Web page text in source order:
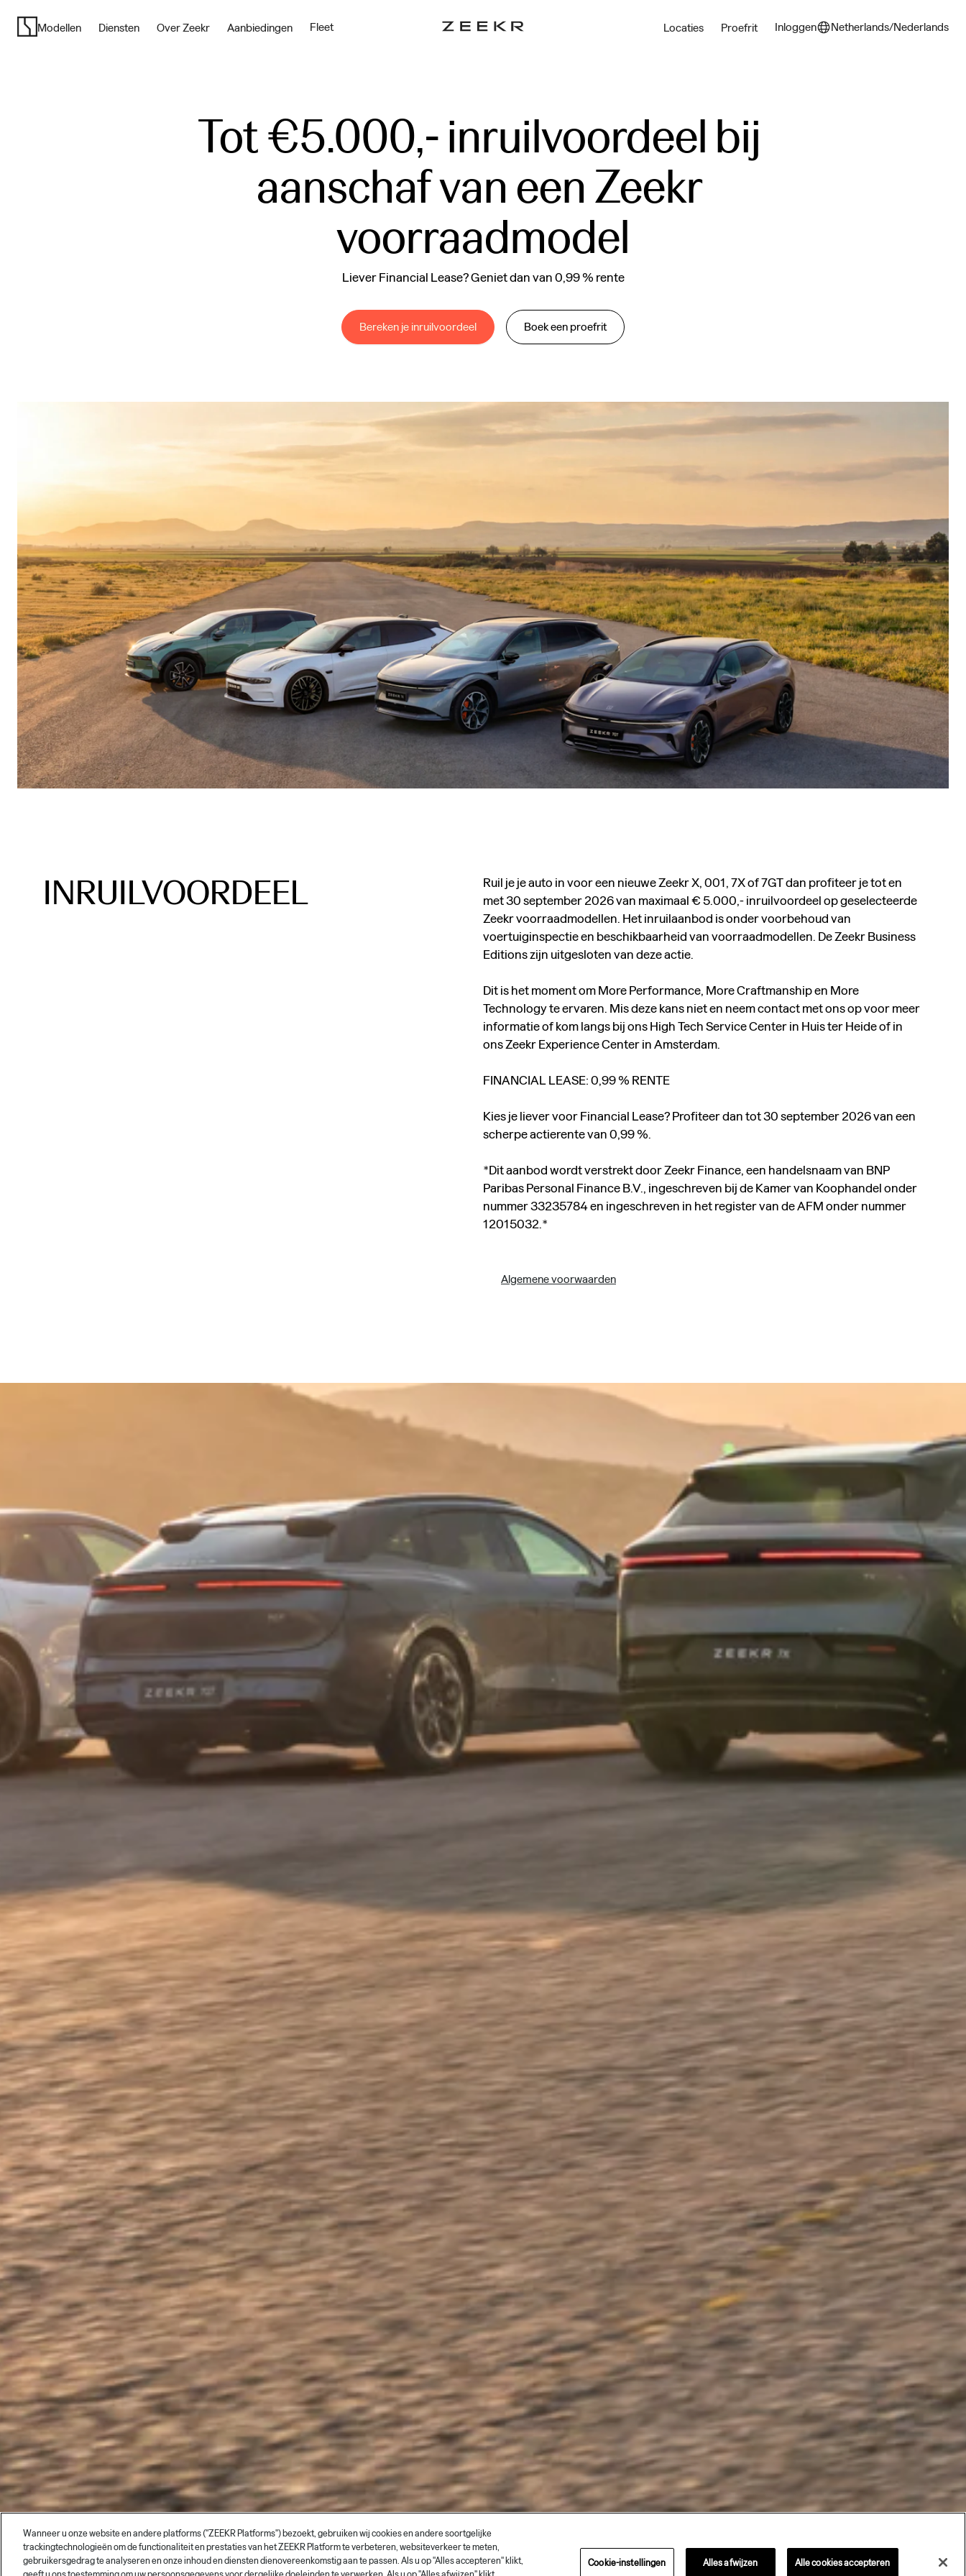
Modellen Diensten Over Zeekr Aanbiedingen Fleet Locaties Proefrit Inloggen Netherlands/Nederlands
Electric
Vehicle
Brand
Tot €5.000,- inruilvoordeel bij
aanschaf van een Zeekr
Liever Financial Lease? Geniet dan van 0,99 % rente
Bereken je inruilvoordeel Boek een proefrit
INRUILVOORDEEL
Ruil je je auto in voor een nieuwe Zeekr X, 001, 7X of 7GT dan profiteer je tot en
met 30 september 2026 van maximaal € 5.000,- inruilvoordeel op geselecteerde
Zeekr voorraadmodellen. Het inruilaanbod is onder voorbehoud van
voertuiginspectie en beschikbaarheid van voorraadmodellen. De Zeekr Business
Editions zijn uitgesloten van deze actie.
Dit is het moment om More Performance, More Craftmanship en More
Technology te ervaren. Mis deze kans niet en neem contact met ons op voor meer
informatie of kom langs bij ons High Tech Service Center in Huis ter Heide of in
ons Zeekr Experience Center in Amsterdam.
FINANCIAL LEASE: 0,99 % RENTE
Kies je liever voor Financial Lease? Profiteer dan tot 30 september 2026 van een
scherpe actierente van 0,99 %.
*Dit aanbod wordt verstrekt door Zeekr Finance, een handelsnaam van BNP
Paribas Personal Finance B.V., ingeschreven bij de Kamer van Koophandel onder
nummer 33235784 en ingeschreven in het register van de AFM onder nummer
12015032.*
Algemene voorwaarden
Wanneer u onze website en andere platforms ("ZEEKR Platforms") bezoekt, gebruiken wij cookies en andere soortgelijke
trackingtechnologieën om de functionaliteit en prestaties van het ZEEKR Platform te verbeteren, websiteverkeer te meten,
gebruikersgedrag te analyseren en onze inhoud en diensten dienovereenkomstig aan te passen. Als u op "Alles accepteren" klikt,
Cookie-instellingen Alles afwijzen Alle cookies accepteren